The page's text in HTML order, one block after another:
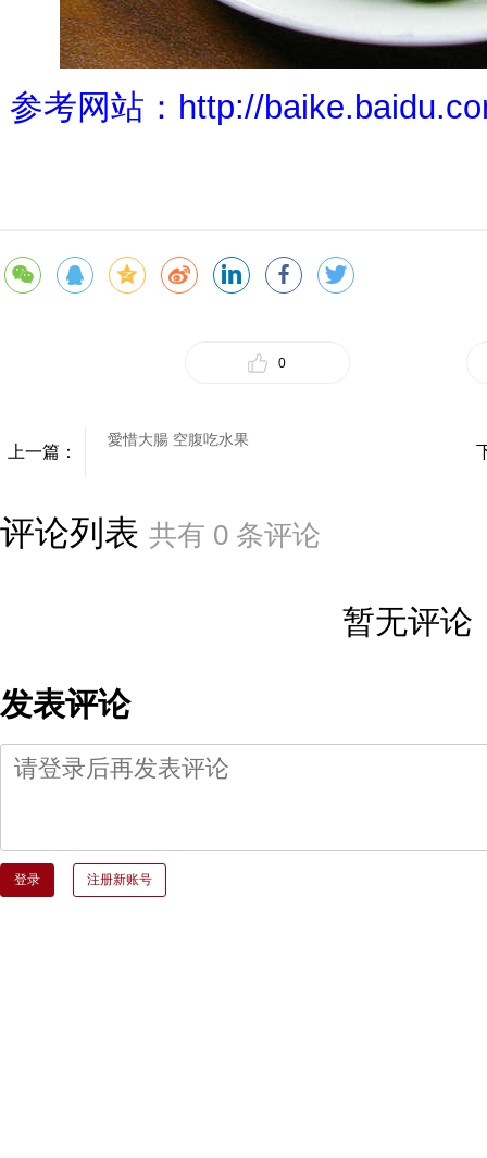
参考网站： http://
0
上一篇：
愛惜大腸 空腹吃水果
评论列表 共有 0 条评论
暂无评论
发表评论
登录 注册新账号